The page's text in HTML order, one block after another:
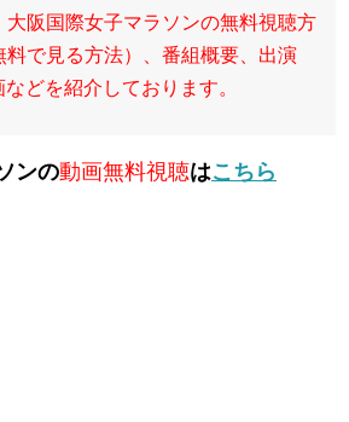
大阪国際女子マラソンの無料視聴方
料で見る方法）、番組概要、出演
どを紹介しております。
ンの動画無料視聴はこちら